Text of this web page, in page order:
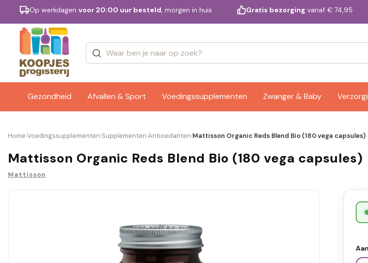
Op werkdagen voor 20:00 uur besteld, morgen in huis Gratis bezorging vanaf € 74,95
Gezondheid Afvallen & Sport Voedingssupplementen Zwanger & Baby
Merken
Home›Voedingssupplementen›Supplementen›Antioxidanten›Mattisson Organic Reds Blend Bio (180 vega capsules)
Mattisson Organic Reds Blend Bio (180 vega capsules)
Mattisson